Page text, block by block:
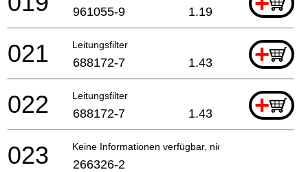
961055-9 1.19
Leitungsfilter +
021 688172-7 1.43
Leitungsfilter +
022 688172-7 1.43
Keine Informationen verfügbar, nicht bestellbar
023 266326-2